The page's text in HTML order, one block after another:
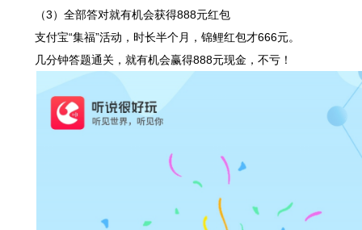
（3）全部答对就有机会获得888元红包
支付宝“集福”活动，时长半个月，锦鲤红包才666元。
几分钟答题通关，就有机会赢得888元现金，不亏！